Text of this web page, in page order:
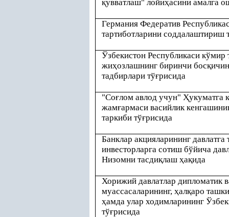
қувватлаш" лойиҳасини амалга
Германия Федератив
тартиботларини соддалаштириш
Ўзбекистон Республикаси кўмир
жиҳозлашнинг биринчи босқ
тадбирлари тўғрисида
"Соғлом авлод учун" Ҳукуматга қ
жамғармаси васийлик
таркиби тўғрисида
Банклар акцияларининг
инвесторларга сотиш бўйича
Низомни тасдиқлаш ҳақида
Хорижий давлатлар дипломатик
муассасаларининг, ҳалқаро
ҳамда улар ходимларининг
тўғрисида